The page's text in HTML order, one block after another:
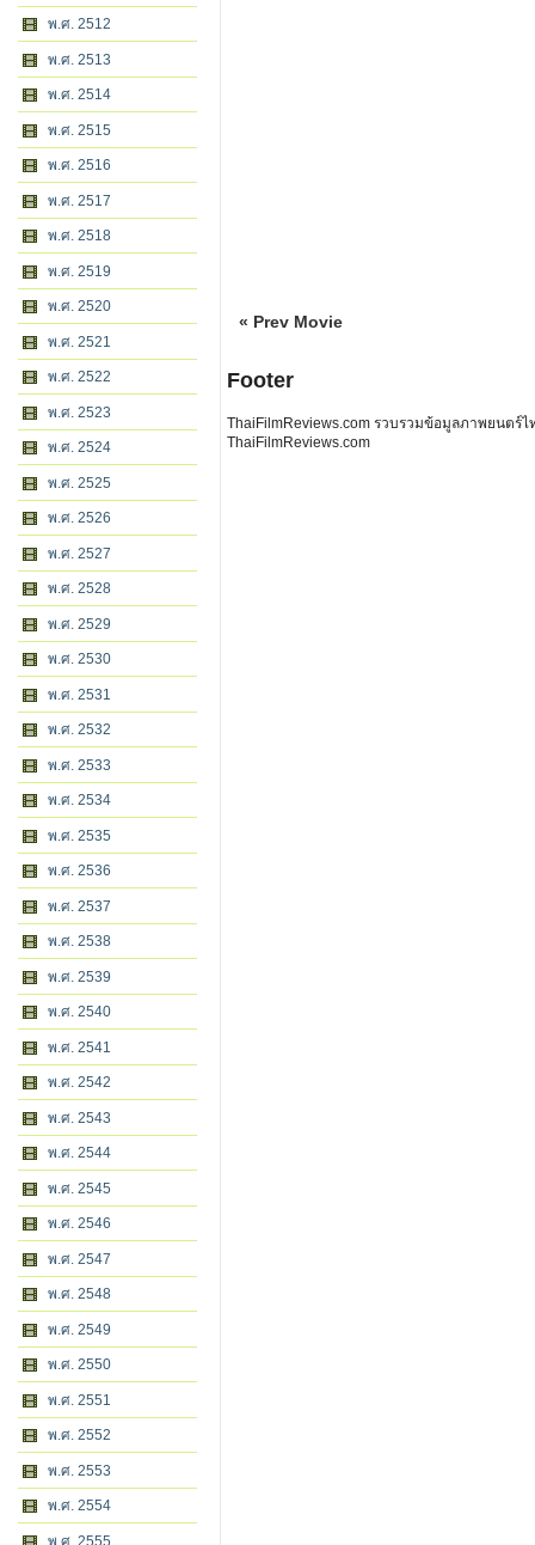
พ.ศ. 2512
พ.ศ. 2513
พ.ศ. 2514
พ.ศ. 2515
พ.ศ. 2516
พ.ศ. 2517
พ.ศ. 2518
พ.ศ. 2519
พ.ศ. 2520
พ.ศ. 2521
พ.ศ. 2522
พ.ศ. 2523
พ.ศ. 2524
พ.ศ. 2525
พ.ศ. 2526
พ.ศ. 2527
พ.ศ. 2528
พ.ศ. 2529
พ.ศ. 2530
พ.ศ. 2531
พ.ศ. 2532
พ.ศ. 2533
พ.ศ. 2534
พ.ศ. 2535
พ.ศ. 2536
พ.ศ. 2537
พ.ศ. 2538
พ.ศ. 2539
พ.ศ. 2540
พ.ศ. 2541
พ.ศ. 2542
พ.ศ. 2543
พ.ศ. 2544
พ.ศ. 2545
พ.ศ. 2546
พ.ศ. 2547
พ.ศ. 2548
พ.ศ. 2549
พ.ศ. 2550
พ.ศ. 2551
พ.ศ. 2552
พ.ศ. 2553
พ.ศ. 2554
พ.ศ. 2555
« Prev Movie
Footer
ThaiFilmReviews.com รวบรวมข้อมูลภาพยนตร์
ThaiFilmReviews.com